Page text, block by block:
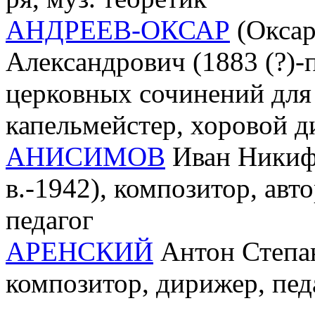
АНДРЕЕВ-ОКСАР
Александрович (1883 (?)-
церковных сочинений
капельмейстер, хоровой
АНИСИМОВ Иван
в.-1942), композитор,
педагог
АРЕНСКИЙ Антон
композитор, дирижер,